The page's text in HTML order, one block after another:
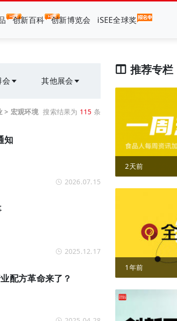
创新百科 创新博览会 iSEE全球奖
会 其他展会
> 宏观环境 搜索结果为 115 条
知
2026.07.15
2025.12.17
配方革命来了？
推荐专栏
2天前
1年前